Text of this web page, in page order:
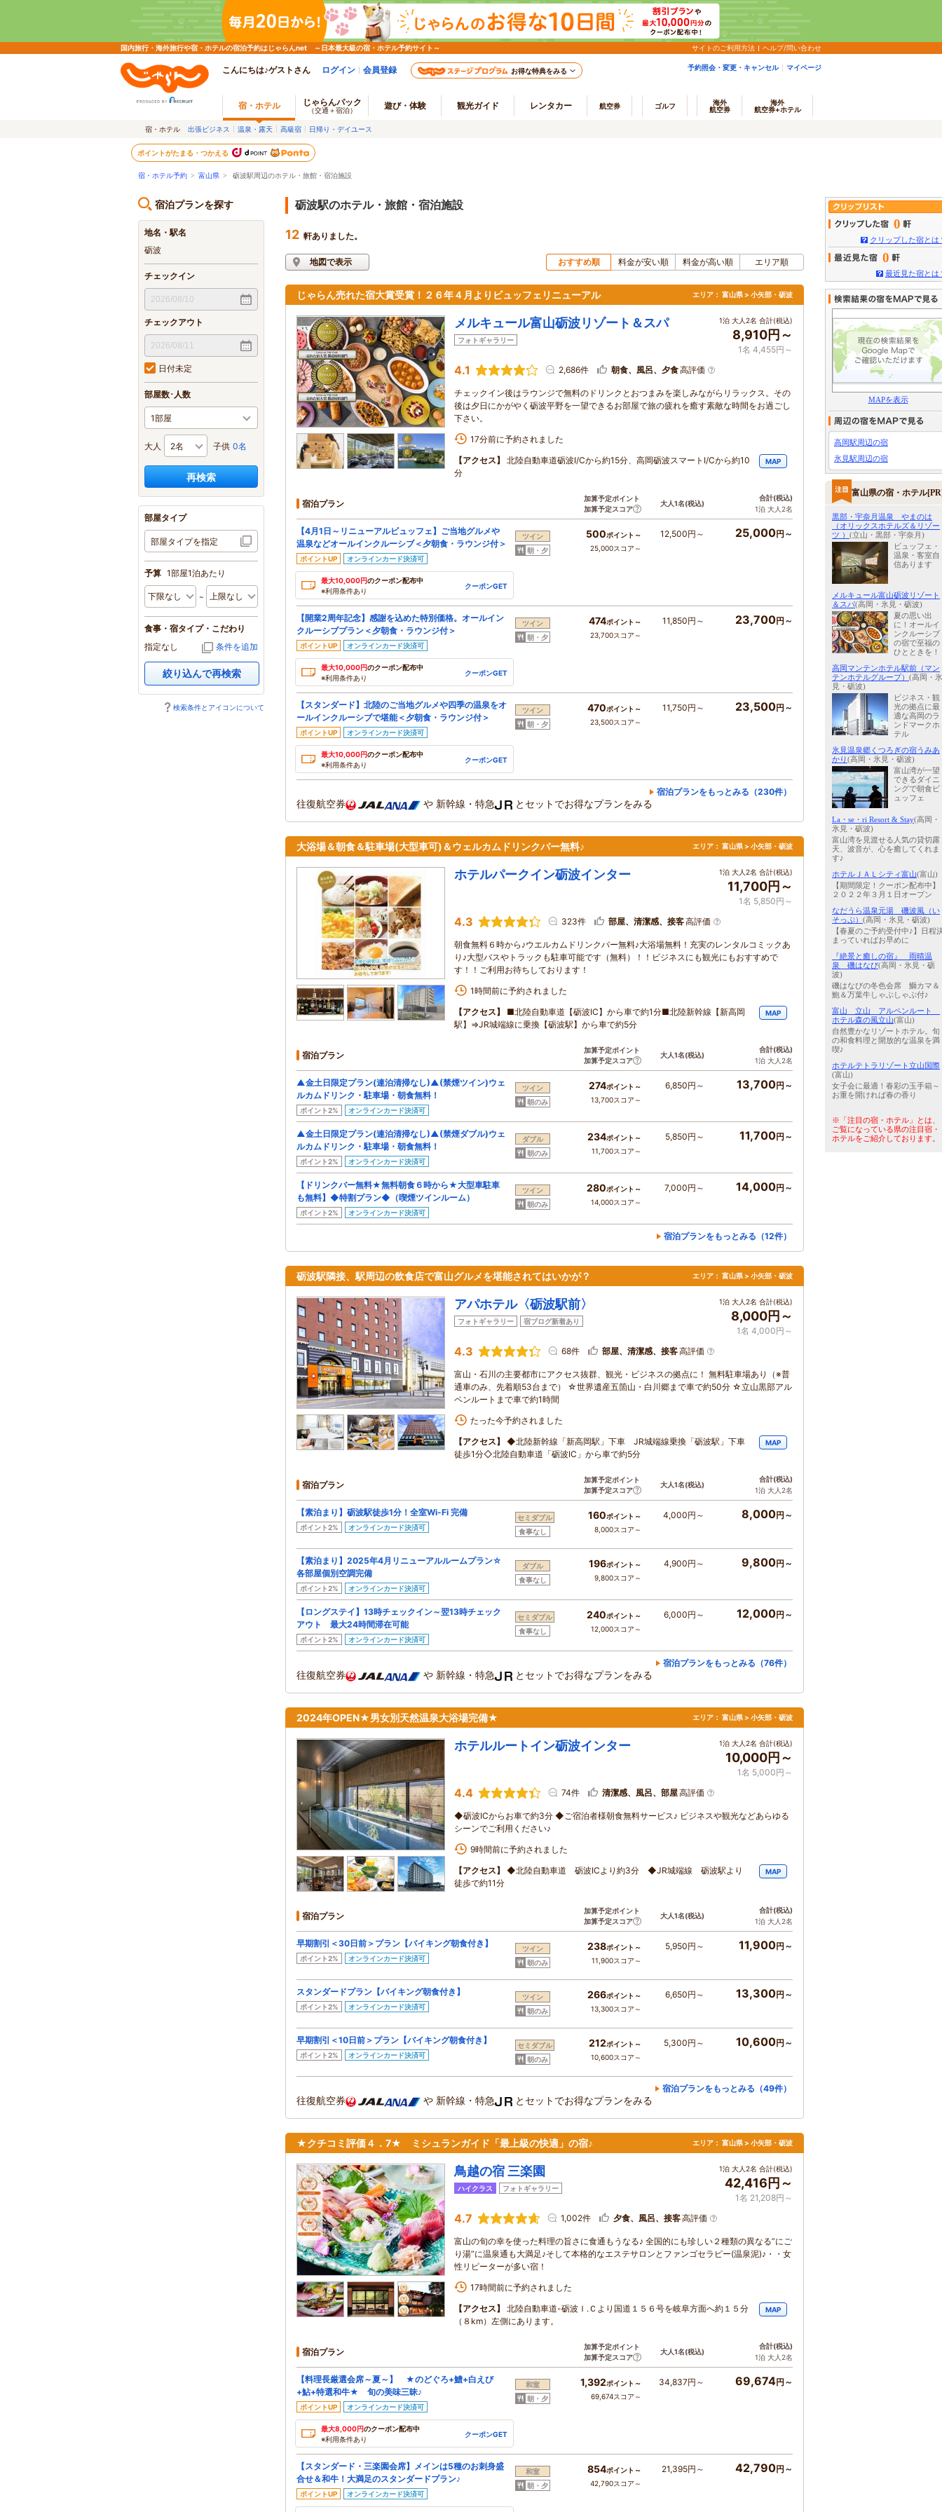
国内旅行・海外旅行や宿・ホテルの宿泊予約はじゃらんnet ～日本最大級の宿・ホテル予約サイト～ サイトのご利用方法 ヘルプ/問い合わせ
こんにちは♪ゲストさん ログイン 会員登録 お得な特典をみる 予約照会・変更・キャンセル マイページ
宿・ホテル じゃらんパック
（交通＋宿泊） 遊び・体験 観光ガイド レンタカー 航空券 ゴルフ
海外
航空券
海外
航空券+ホテル
宿・ホテル 出張ビジネス 温泉・露天 高級宿 日帰り・デイユース
ポイントがたまる・つかえる
宿・ホテル予約 > 富山県 > 砺波駅周辺のホテル・旅館・宿泊施設
宿泊プランを探す
地名・駅名
砺波
チェックイン
チェックアウト
日付未定
部屋数･人数
大人 子供 0名
再検索
部屋タイプ
部屋タイプを指定
予算 1部屋1泊あたり
食事・宿タイプ・こだわり
指定なし
条件を追加
絞り込んで再検索
検索条件とアイコンについて
砺波駅のホテル・旅館・宿泊施設
12 軒ありました。
地図で表示 おすすめ順 料金が安い順 料金が高い順 エリア順
じゃらん売れた宿大賞受賞！２６年４月よりビュッフェリニューアル エリア： 富山県 > 小矢部・砺波
メルキュール富山砺波リゾート＆スパ
フォトギャラリー
1泊 大人2名 合計(税込)
8,910円～
1名 4,455円～
4.1 2,686件 朝食、風呂、夕食高評価
チェックイン後はラウンジで無料のドリンクとおつまみを楽しみながらリラックス。その
後は夕日にかがやく砺波平野を一望できるお部屋で旅の疲れを癒す素敵な時間をお過ごし
下さい。
17分前に予約されました
【アクセス】
北陸自動車道砺波I/Cから約15分、高岡砺波スマートI/Cから約10
分
MAP
宿泊プラン
加算予定ポイント
加算予定スコア
大人1名(税込)
合計(税込)
1泊 大人2名
【4月1日～リニューアルビュッフェ】ご当地グルメや
温泉などオールインクルーシブ＜夕朝食・ラウンジ付＞
ポイントUP オンラインカード決済可
最大10,000円のクーポン配布中
※利用条件あり
クーポンGET
ツイン
朝・夕
500ポイント～
25,000スコア～
12,500円～ 25,000円～
【開業2周年記念】感謝を込めた特別価格。オールイン
クルーシブプラン＜夕朝食・ラウンジ付＞
ポイントUP オンラインカード決済可
最大10,000円のクーポン配布中
※利用条件あり
クーポンGET
ツイン
朝・夕
474ポイント～
23,700スコア～
11,850円～ 23,700円～
【スタンダード】北陸のご当地グルメや四季の温泉をオ
ールインクルーシブで堪能＜夕朝食・ラウンジ付＞
ポイントUP オンラインカード決済可
最大10,000円のクーポン配布中
※利用条件あり
クーポンGET
ツイン
朝・夕
470ポイント～
23,500スコア～
11,750円～ 23,500円～
宿泊プランをもっとみる（230件）
往復航空券 や 新幹線・特急 とセットでお得なプランをみる
大浴場＆朝食＆駐車場(大型車可)＆ウェルカムドリンクバー無料♪ エリア： 富山県 > 小矢部・砺波
ホテルパークイン砺波インター 1泊 大人2名 合計(税込)
11,700円～
1名 5,850円～
4.3 323件 部屋、清潔感、接客高評価
朝食無料６時から♪ウエルカムドリンクバー無料♪大浴場無料！充実のレンタルコミックあ
り♪大型バスやトラックも駐車可能です（無料）！！ビジネスにも観光にもおすすめで
す！！ご利用お待ちしております！
1時間前に予約されました
【アクセス】
■北陸自動車道【砺波IC】から車で約1分■北陸新幹線【新高岡
駅】⇒JR城端線に乗換【砺波駅】から車で約5分
MAP
宿泊プラン
加算予定ポイント
加算予定スコア
大人1名(税込)
合計(税込)
1泊 大人2名
▲金土日限定プラン(連泊清掃なし)▲(禁煙ツイン)ウェ
ルカムドリンク・駐車場・朝食無料！
ポイント2% オンラインカード決済可
ツイン
朝のみ
274ポイント～
13,700スコア～
6,850円～ 13,700円～
▲金土日限定プラン(連泊清掃なし)▲(禁煙ダブル)ウェ
ルカムドリンク・駐車場・朝食無料！
ポイント2% オンラインカード決済可
ダブル
朝のみ
234ポイント～
11,700スコア～
5,850円～ 11,700円～
【ドリンクバー無料★無料朝食６時から★大型車駐車
も無料】◆特割プラン◆（喫煙ツインルーム）
ポイント2% オンラインカード決済可
ツイン
朝のみ
280ポイント～
14,000スコア～
7,000円～ 14,000円～
宿泊プランをもっとみる（12件）
砺波駅隣接、駅周辺の飲食店で富山グルメを堪能されてはいかが？ エリア： 富山県 > 小矢部・砺波
アパホテル〈砺波駅前〉
フォトギャラリー 宿ブログ新着あり
1泊 大人2名 合計(税込)
8,000円～
1名 4,000円～
4.3 68件 部屋、清潔感、接客高評価
富山・石川の主要都市にアクセス抜群、観光・ビジネスの拠点に！ 無料駐車場あり（※普
通車のみ、先着順53台まで） ☆世界遺産五箇山・白川郷まで車で約50分 ☆立山黒部アル
ペンルートまで車で約1時間
たった今予約されました
【アクセス】
◆北陸新幹線「新高岡駅」下車 JR城端線乗換「砺波駅」下車
徒歩1分◇北陸自動車道「砺波IC」から車で約5分
MAP
宿泊プラン
加算予定ポイント
加算予定スコア
大人1名(税込)
合計(税込)
1泊 大人2名
【素泊まり】砺波駅徒歩1分！全室Wi-Fi 完備
ポイント2% オンラインカード決済可
セミダブル
食事なし
160ポイント～
8,000スコア～
4,000円～ 8,000円～
【素泊まり】2025年4月リニューアルルームプラン☆
各部屋個別空調完備
ポイント2% オンラインカード決済可
ダブル
食事なし
196ポイント～
9,800スコア～
4,900円～ 9,800円～
【ロングステイ】13時チェックイン～翌13時チェック
アウト 最大24時間滞在可能
ポイント2% オンラインカード決済可
セミダブル
食事なし
240ポイント～
12,000スコア～
6,000円～ 12,000円～
宿泊プランをもっとみる（76件）
往復航空券 や 新幹線・特急 とセットでお得なプランをみる
2024年OPEN★男女別天然温泉大浴場完備★ エリア： 富山県 > 小矢部・砺波
ホテルルートイン砺波インター 1泊 大人2名 合計(税込)
10,000円～
1名 5,000円～
4.4 74件 清潔感、風呂、部屋高評価
◆砺波ICからお車で約3分 ◆ご宿泊者様朝食無料サービス♪ ビジネスや観光などあらゆる
シーンでご利用ください♪
9時間前に予約されました
【アクセス】
◆北陸自動車道 砺波ICより約3分 ◆JR城端線 砺波駅より
徒歩で約11分
MAP
宿泊プラン
加算予定ポイント
加算予定スコア
大人1名(税込)
合計(税込)
1泊 大人2名
早期割引＜30日前＞プラン【バイキング朝食付き】
ポイント2% オンラインカード決済可
ツイン
朝のみ
238ポイント～
11,900スコア～
5,950円～ 11,900円～
スタンダードプラン【バイキング朝食付き】
ポイント2% オンラインカード決済可
ツイン
朝のみ
266ポイント～
13,300スコア～
6,650円～ 13,300円～
早期割引＜10日前＞プラン【バイキング朝食付き】
ポイント2% オンラインカード決済可
セミダブル
朝のみ
212ポイント～
10,600スコア～
5,300円～ 10,600円～
宿泊プランをもっとみる（49件）
往復航空券 や 新幹線・特急 とセットでお得なプランをみる
★クチコミ評価４．7★ ミシュランガイド「最上級の快適」の宿♪ エリア： 富山県 > 小矢部・砺波
鳥越の宿 三楽園
ハイクラス フォトギャラリー
1泊 大人2名 合計(税込)
42,416円～
1名 21,208円～
4.7 1,002件 夕食、風呂、接客高評価
富山の旬の幸を使った料理の旨さに食通もうなる♪ 全国的にも珍しい２種類の異なる”にご
り湯”に温泉通も大満足♪そして本格的なエステサロンとファンゴセラピー(温泉泥)♪・・女
性リピーターが多い宿！
17時間前に予約されました
【アクセス】
北陸自動車道-砺波Ｉ.Ｃより国道１５６号を岐阜方面へ約１５分
（８km）左側にあります。
MAP
宿泊プラン
加算予定ポイント
加算予定スコア
大人1名(税込)
合計(税込)
1泊 大人2名
【料理長厳選会席～夏～】 ★のどぐろ+鱧+白えび
+鮎+特選和牛★ 旬の美味三昧♪
ポイントUP オンラインカード決済可
最大8,000円のクーポン配布中
※利用条件あり
クーポンGET
和室
朝・夕
1,392ポイント～
69,674スコア～
34,837円～ 69,674円～
【スタンダード・三楽園会席】メインは5種のお刺身盛
合せ＆和牛！大満足のスタンダードプラン♪
ポイントUP オンラインカード決済可
和室
朝・夕
854ポイント～
42,790スコア～
21,395円～ 42,790円～
0
クリップした宿とは
0
最近見た宿とは
MAPを表示
高岡駅周辺の宿
氷見駅周辺の宿
富山県の宿・ホテル
黒部・宇奈月温泉 やまのは
（オリックスホテルズ＆リゾー
ツ ） (立山・黒部・宇奈月)
ビュッフェ・
温泉・客室自
信あります
メルキュール富山砺波リゾート
＆スパ(高岡・氷見・砺波)
夏の思い出
に！オールイ
ンクルーシブ
の宿で至福の
ひとときを！
高岡マンテンホテル駅前（マン
テンホテルグループ） (高岡・氷
見・砺波)
ビジネス・観
光の拠点に最
適な高岡のラ
ンドマークホ
テル
氷見温泉郷くつろぎの宿うみあ
かり(高岡・氷見・砺波)
富山湾が一望
できるダイニ
ングで朝食ビ
ュッフェ
La・se・ri Resort & Stay(高岡・
氷見・砺波)
富山湾を見渡せる人気の貸切露
天、波音が、心を癒してくれま
す♪
ホテルＪＡＬシティ富山(富山)
【期間限定！クーポン配布中】
２０２２年３月１日オープン
なだうら温泉元湯 磯波風（い
そっぷ） (高岡・氷見・砺波)
【春夏のご予約受付中♪】日程
まっていればお早めに
『絶景と癒しの宿』 雨晴温
泉 磯はなび(高岡・氷見・砺
波)
磯はなびの冬色会席 鰤カマ＆
鮑＆万葉牛しゃぶしゃぶ付♪
富山 立山 アルペンルート
ホテル森の風立山(富山)
自然豊かなリゾートホテル。旬
の和食料理と開放的な温泉を満
喫♪
ホテルテトラリゾート立山国際
(富山)
女子会に最適！春彩の玉手箱～
お重を開ければ春の香り
※「注目の宿・ホテル」とは、
ご覧になっている県の注目宿・
ホテルをご紹介しております。